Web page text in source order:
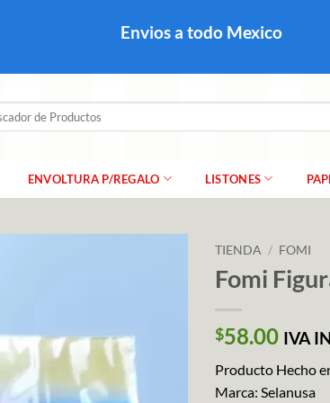
Envios a todo Mexico
ENVOLTURA P/REGALO LISTONES
TIENDA / FOMI
Fomi
$58.00 IVA
Producto Hecho
Marca: Selanusa